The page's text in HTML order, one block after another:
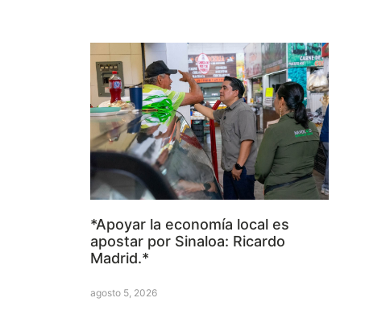
*Apoyar la economía local es
apostar por Sinaloa: Ricardo
Madrid.*
agosto 5, 2026